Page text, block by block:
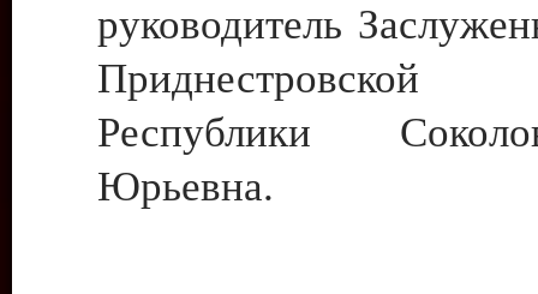
руководитель
Приднестровской
Республики
Юрьевна.